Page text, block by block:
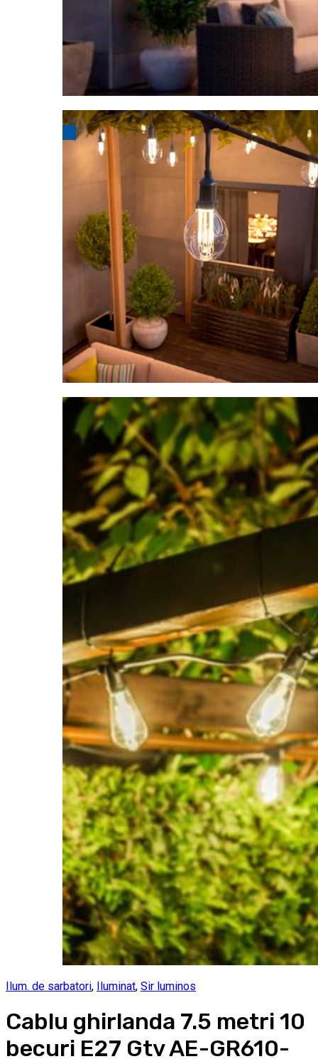
Ilum. de sarbatori, Iluminat, Sir luminos
Cablu ghirlanda 7.5 metri 10
becuri E27 Gtv AE-GR610-